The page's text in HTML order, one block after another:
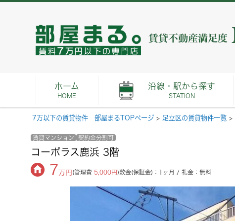
ホーム
HOME
沿線・駅から探す
STATION
7万以下の賃貸物件 部屋まるTOPページ > 足立区の賃貸物件一覧 >
賃貸マンション 契約金分割可
コーポラス鹿浜 3階
7 万円 (管理費 5,000円)敷金(保証金)：1ヶ月 / 礼金：無料